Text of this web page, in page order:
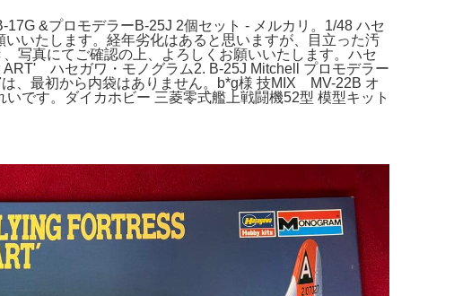
&プロモデラーB-25J 2個セット - メルカリ。1/48 ハセ
いたします。経年劣化はあると思いますが、目立った汚
写真にてご確認の上、よろしくお願いいたします。ハセ
ART' ハセガワ・モノグラム2. B-25J Mitchell プロモデラー
、最初から内袋はありません。b*g様 技MIX MV-22B オ
です。ダイカホビー 三菱零式艦上戦闘機52型 模型キット